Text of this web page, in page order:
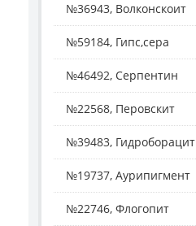
№36943, Волконскоит
№59184, Гипс,сера
№46492, Серпентин
№22568, Перовскит
№39483, Гидроборацит
№19737, Аурипигмент
№22746, Флогопит